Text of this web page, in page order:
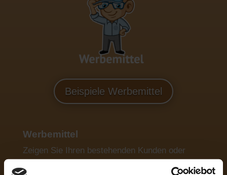
Beispiele Werbemittel
Werbemittel
Zeigen Sie Ihren bestehenden Kunden oder